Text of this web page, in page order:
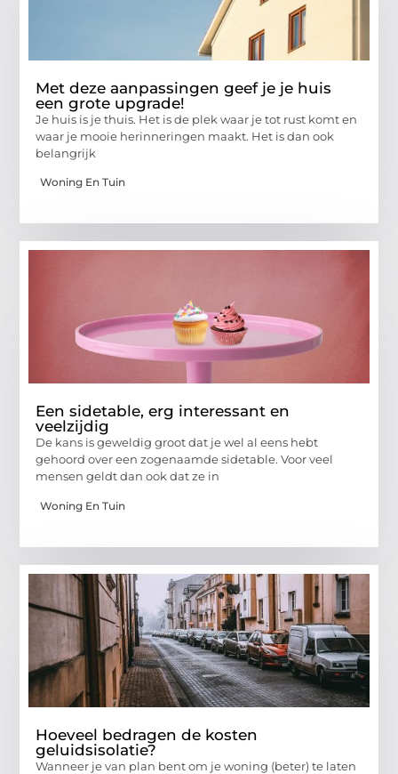
Met deze aanpassingen geef je je huis
een grote upgrade!
Je huis is je thuis. Het is de plek waar je tot rust komt en
waar je mooie herinneringen maakt. Het is dan ook
belangrijk
Woning En Tuin
Een sidetable, erg interessant en
veelzijdig
De kans is geweldig groot dat je wel al eens hebt
gehoord over een zogenaamde sidetable. Voor veel
mensen geldt dan ook dat ze in
Woning En Tuin
Hoeveel bedragen de kosten
geluidsisolatie?
Wanneer je van plan bent om je woning (beter) te laten